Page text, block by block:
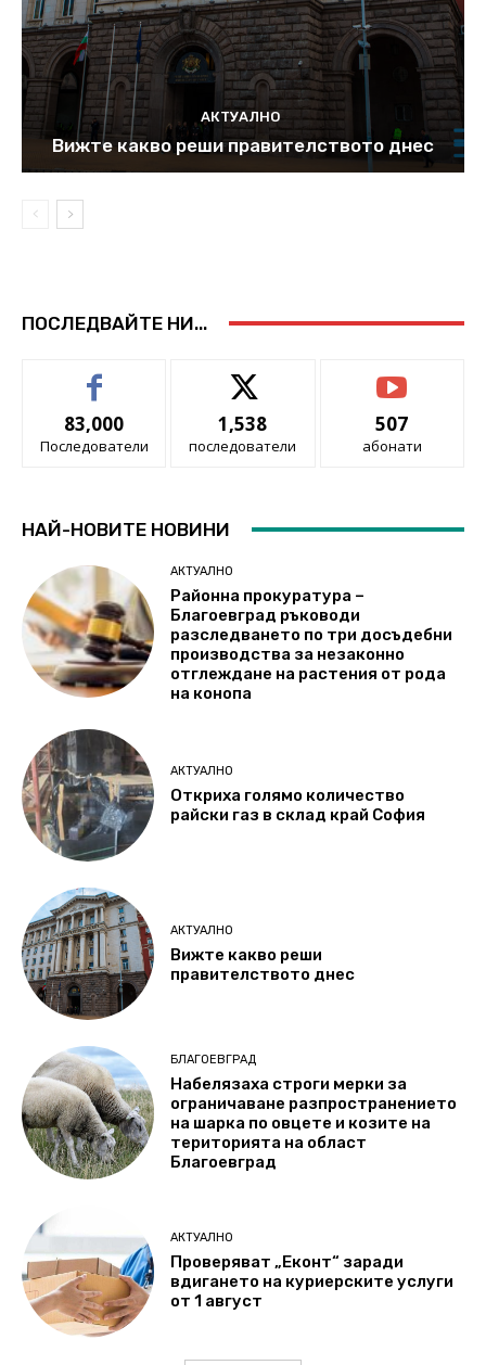
АКТУАЛНО
Вижте какво реши правителството днес
ПОСЛЕДВАЙТЕ НИ...
83,000
Последователи
1,538
последователи
507
абонати
НАЙ-НОВИТЕ НОВИНИ
АКТУАЛНО
Районна прокуратура –
Благоевград ръководи
разследването по три досъдебни
производства за незаконно
отглеждане на растения от рода
на конопа
АКТУАЛНО
Откриха голямо количество
райски газ в склад край София
АКТУАЛНО
Вижте какво реши
правителството днес
БЛАГОЕВГРАД
Набелязаха строги мерки за
ограничаване разпространението
на шарка по овцете и козите на
територията на област
Благоевград
АКТУАЛНО
Проверяват „Еконт“ заради
вдигането на куриерските услуги
от 1 август